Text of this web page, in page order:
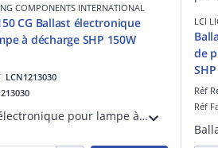
COMPONENTS INTERNATIONAL
CG Ballast électronique
à décharge SHP 150W
LCN1213030
Ballast électronique pour lampe à décharge sodium haute pression 150W. Eclairage public.
LCI
de
Réf
Réf